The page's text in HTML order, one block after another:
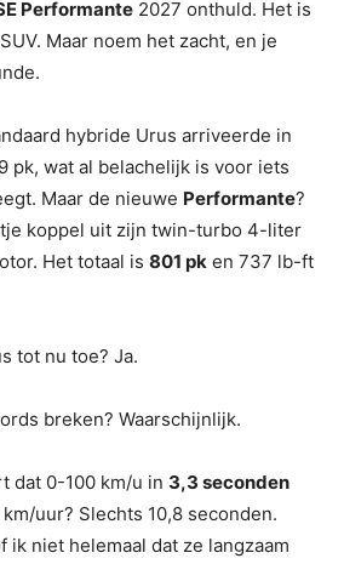
Performante 2027 onthuld. Het is
Maar noem het zacht, en je
hybride Urus arriveerde in
pk, wat al belachelijk is voor iets
Maar de nieuwe Performante?
koppel uit zijn twin-turbo 4-liter
Het totaal is 801 pk en 737 lb-ft
tot nu toe? Ja.
breken? Waarschijnlijk.
dat 0-100 km/u in 3,3 seconden
uur? Slechts 10,8 seconden.
ik niet helemaal dat ze langzaam